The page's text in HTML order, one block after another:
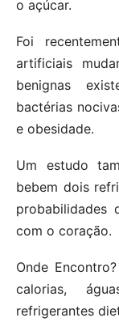
o açúcar.
Foi
artificiais
benignas
bactérias
e obesidade.
Um estudo
bebem dois
probabilidades
com o coração.
Onde
calorias,
refrigerantes